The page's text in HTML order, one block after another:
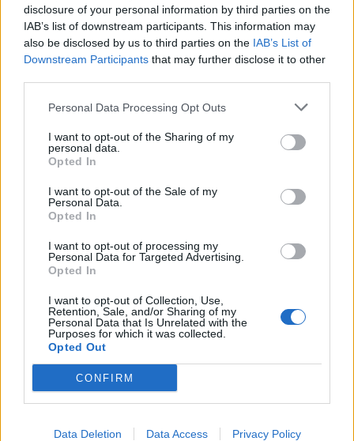
disclosure of your personal information by third parties on the
IAB’s list of downstream participants. This information may
also be disclosed by us to third parties on the IAB’s List of
Downstream Participants that may further disclose it to other
Personal Data Processing Opt Outs
I want to opt-out of the Sharing of my
personal data.
Opted In
I want to opt-out of the Sale of my
Personal Data.
Opted In
I want to opt-out of processing my
Personal Data for Targeted Advertising.
Opted In
I want to opt-out of Collection, Use,
Retention, Sale, and/or Sharing of my
Personal Data that Is Unrelated with the
Purposes for which it was collected.
Opted Out
CONFIRM
Data Deletion Data Access Privacy Policy
Elkötelezettek vagyunk a segítő pályánkon. A látókon kívül a
látássérülteket is segítjük! Ezért az optikában találkozhatsz majd
vakvezető tanuló kutyával.
Nyitva tartás:
Hétfő:10:00 - 18:00
Szerda:10:00 - 18:00
Csütörtök:10:00 - 18:00
Péntek:10:00 - 18:00
Vasárnap:zárva